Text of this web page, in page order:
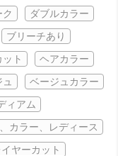
ク
ダブルカラー
ブリーチあり
ト
ヘアカラー
ベージュカラー
ィアム
カラー、レディース
イヤーカット